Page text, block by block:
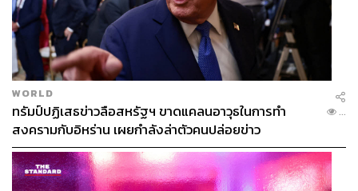
WORLD
ทรัมป์ปฏิเสธข่าวลือสหรัฐฯ ขาดแคลนอาวุธในการทำ
สงครามกับอิหร่าน เผยกำลังล่าตัวคนปล่อยข่าว
...